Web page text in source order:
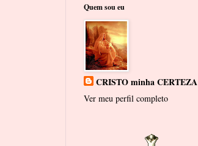
Quem sou eu
CRISTO minha CERTEZA
Ver meu perfil completo